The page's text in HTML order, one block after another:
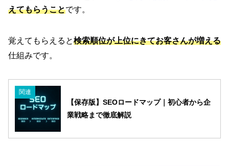
えてもらうことです。
覚えてもらえると検索順位が上位にきてお客さんが増える
仕組みです。
関連
【保存版】SEOロードマップ｜初心者から企
業戦略まで徹底解説